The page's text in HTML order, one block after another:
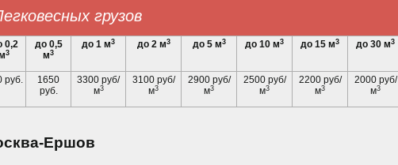
Легковесных грузов
0,2
3
до 0,5
м3
до 1 м3 до 2 м3 до 5 м3 до 10 м3 до 15 м3 до 30 м3
руб.
1650
руб.
3300 руб/
м3
3100 руб/
м3
2900 руб/
м3
2500 руб/
м3
2200 руб/
м3
2000 руб/
м3
Ершов